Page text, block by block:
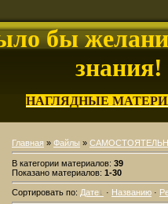
бы
знания!
НАГЛЯДНЫЕ
Главная » Файлы »
В категории материалов: 39
Показано материалов: 1-30
Сортировать по: Дате · Названию ·